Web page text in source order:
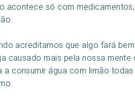
acontece só com
acreditamos que algo fará
causado mais pela nossa
consumir água com limão todas